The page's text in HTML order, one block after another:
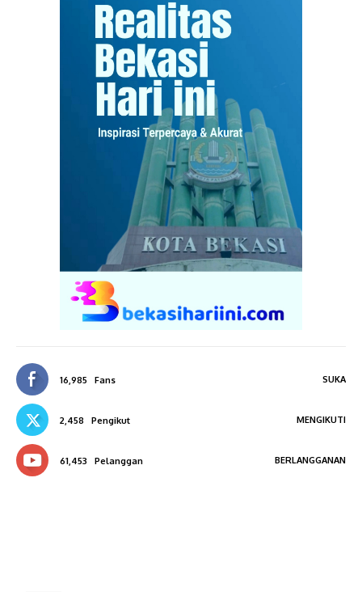
16,985 Fans SUKA
2,458 Pengikut MENGIKUTI
61,453 Pelanggan BERLANGGANAN